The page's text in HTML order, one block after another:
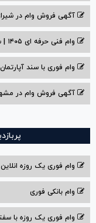
آگهی فروش وام در شیراز
وام فنی حرفه ای ۱۴۰۵ | سایت ثبت نام وام فنی حرفه ای
وام فوری با سند
آگهی فروش وام در
وام فوری یک روزه انلاین
وام بانکی فوری
وام فوری یک روزه با